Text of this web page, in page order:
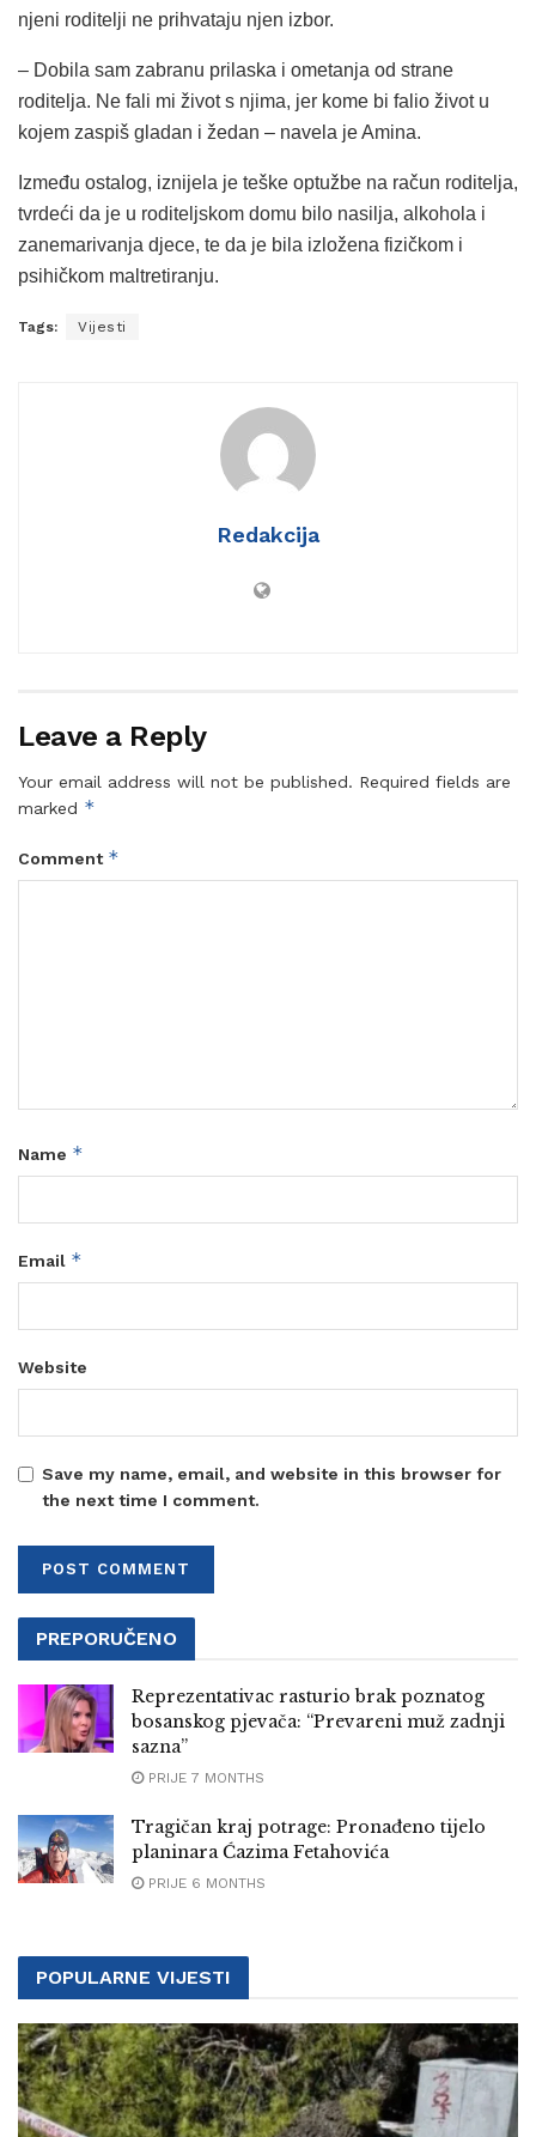
njeni roditelji ne prihvataju njen izbor.
– Dobila sam zabranu prilaska i ometanja od strane
roditelja. Ne fali mi život s njima, jer kome bi falio život u
kojem zaspiš gladan i žedan – navela je Amina.
Između ostalog, iznijela je teške optužbe na račun roditelja,
tvrdeći da je u roditeljskom domu bilo nasilja, alkohola i
zanemarivanja djece, te da je bila izložena fizičkom i
psihičkom maltretiranju.
Tags: Vijesti
Redakcija
Leave a Reply
Your email address will not be published. Required fields are
marked *
Comment *
Name *
Email *
Website
Save my name, email, and website in this browser for
the next time I comment.
PREPORUČENO
Reprezentativac rasturio brak poznatog
bosanskog pjevača: “Prevareni muž zadnji
sazna”
PRIJE 7 MONTHS
Tragičan kraj potrage: Pronađeno tijelo
planinara Ćazima Fetahovića
PRIJE 6 MONTHS
POPULARNE VIJESTI